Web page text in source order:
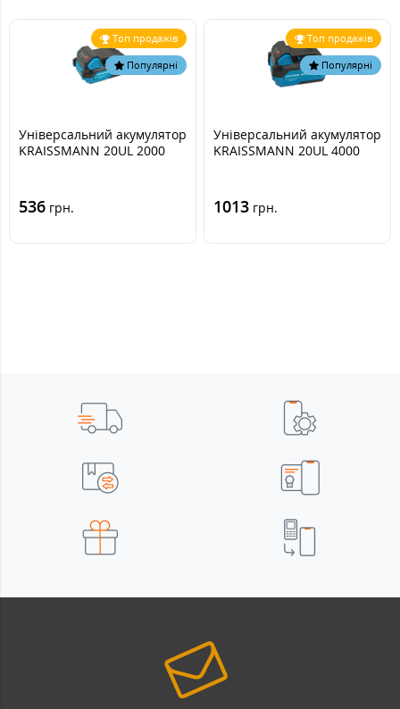
Топ продажів
Популярні
Універсальний акумулятор
KRAISSMANN 20UL 2000
536 грн.
Топ продажів
Популярні
Універсальний акумулятор
KRAISSMANN 20UL 4000
1013 грн.